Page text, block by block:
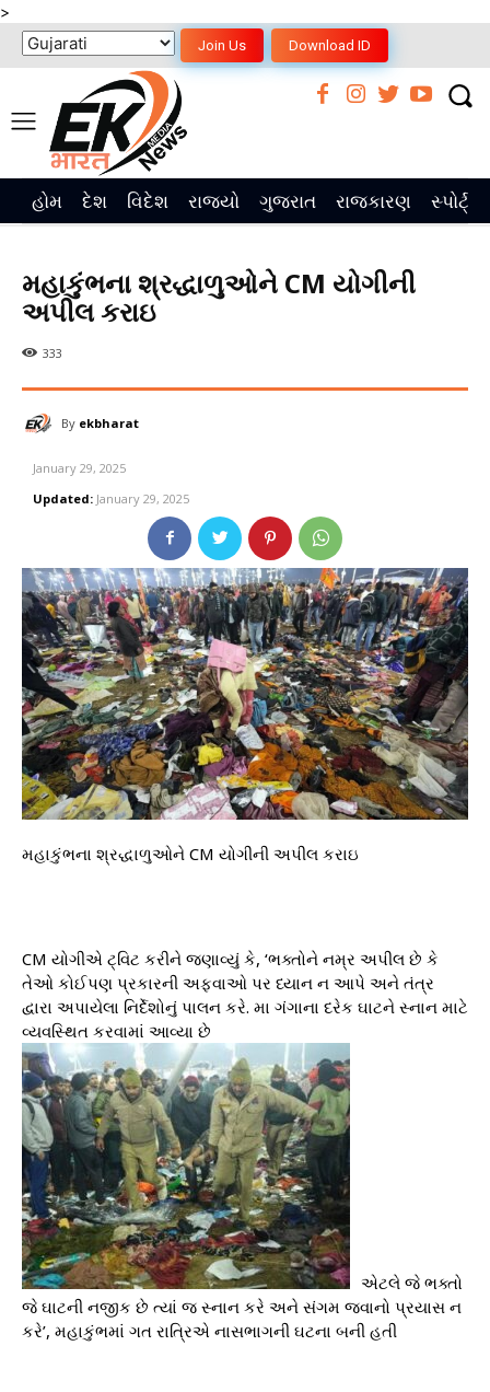
>
Join Us Download ID
હોમ દેશ વિદેશ રાજ્યો ગુજરાત રાજકારણ સ્પોર્ટ્સ
મહાકુંભના શ્રદ્ધાળુઓને CM યોગીની
અપીલ કરાઇ
333
By ekbharat
January 29, 2025
Updated: January 29, 2025
મહાકુંભના શ્રદ્ધાળુઓને CM યોગીની અપીલ કરાઇ
CM યોગીએ ટ્વિટ કરીને જણાવ્યું કે, ‘ભક્તોને નમ્ર અપીલ છે કે
તેઓ કોઈપણ પ્રકારની અફવાઓ પર ધ્યાન ન આપે અને તંત્ર
દ્વારા અપાયેલા નિર્દેશોનું પાલન કરે. મા ગંગાના દરેક ઘાટને સ્નાન માટે
વ્યવસ્થિત કરવામાં આવ્યા છે
એટલે જે ભક્તો
જે ઘાટની નજીક છે ત્યાં જ સ્નાન કરે અને સંગમ જવાનો પ્રયાસ ન
કરે’, મહાકુંભમાં ગત રાત્રિએ નાસભાગની ઘટના બની હતી